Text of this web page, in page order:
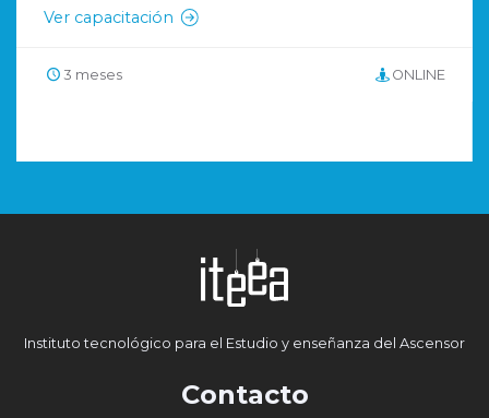
Ver capacitación
3 meses ONLINE
Instituto tecnológico para el Estudio y enseñanza del Ascensor
Contacto